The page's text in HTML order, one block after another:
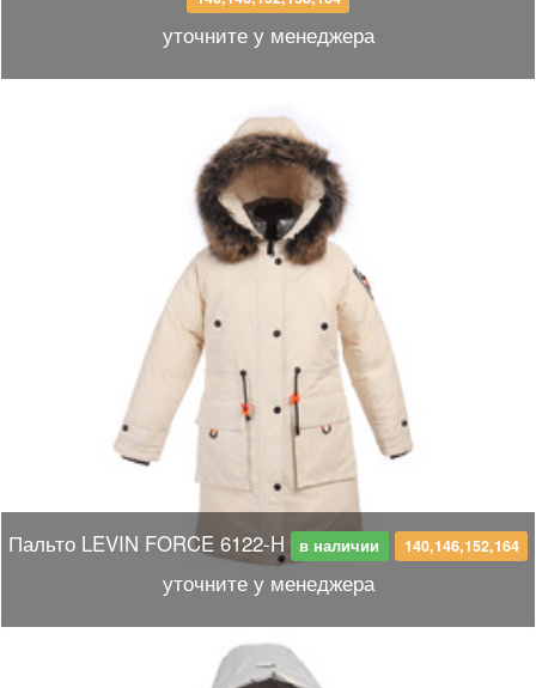
уточните у менеджера
Пальто LEVIN FORCE 6122-H в наличии 140,146,152,164
уточните у менеджера